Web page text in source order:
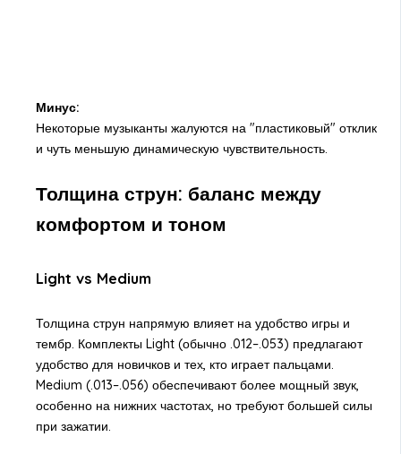
Минус:
Некоторые музыканты жалуются на "пластиковый" отклик
и чуть меньшую динамическую чувствительность.
Толщина струн: баланс между
комфортом и тоном
Light vs Medium
Толщина струн напрямую влияет на удобство игры и
тембр. Комплекты Light (обычно .012–.053) предлагают
удобство для новичков и тех, кто играет пальцами.
Medium (.013–.056) обеспечивают более мощный звук,
особенно на нижних частотах, но требуют большей силы
при зажатии.